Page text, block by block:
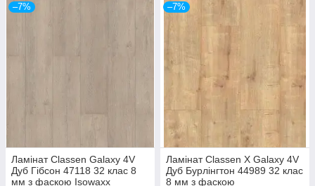
–7%
Ламінат Classen Galaxy 4V
Дуб Гібсон 47118 32 клас 8
мм з фаскою Isowaxx
–7%
Ламінат Classen X Galaxy 4V
Дуб Бурлінгтон 44989 32 клас
8 мм з фаскою